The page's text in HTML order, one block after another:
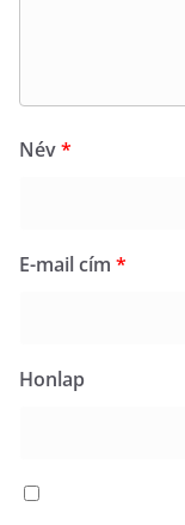
Név*
E-mail cím *
Honlap